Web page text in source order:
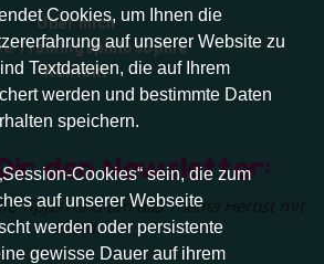
Cookies, um Ihnen die
auf unserer Website zu
Textdateien, die auf Ihrem
werden und bestimmte Daten
speichern.
Cookies“ sein, die zum
auf unserer Webseite
werden oder persistente
gewisse Dauer auf ihrem
Über mich
Trainingsphilosophie
Kontakt
den Newsletter:
Tipps rund um das Thema Herbst mit
Hund.